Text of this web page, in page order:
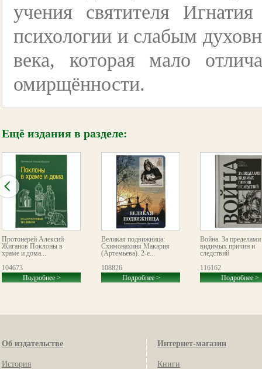
учения святителя
психологии и слабым
века, которая мало
омирщённости.
Ещё издания в разделе:
Протоиерей Алексий
Жиганов Поклоны в
храме и дома...
104673
Подробнее >
Великая подвижница:
Схимонахиня Макария
(Артемьева). 2-е...
108826
Подробнее >
Война. За пределами
видимых причин и
следствий
116162
Подробнее >
Об издательстве
История
Интернет-магазин
Книги